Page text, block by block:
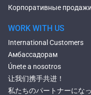
Корпоративные продажи
WORK WITH US
International Customers
Амбассадорам
Únete a nosotros
让我们携手共进！
私たちのパートナーになっ